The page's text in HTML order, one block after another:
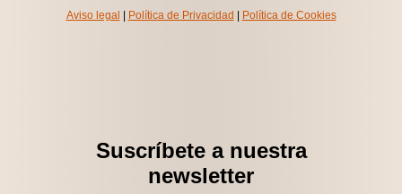
Aviso legal
Política de Privacidad Política de Cookies
Suscríbete a nuestra
newsletter